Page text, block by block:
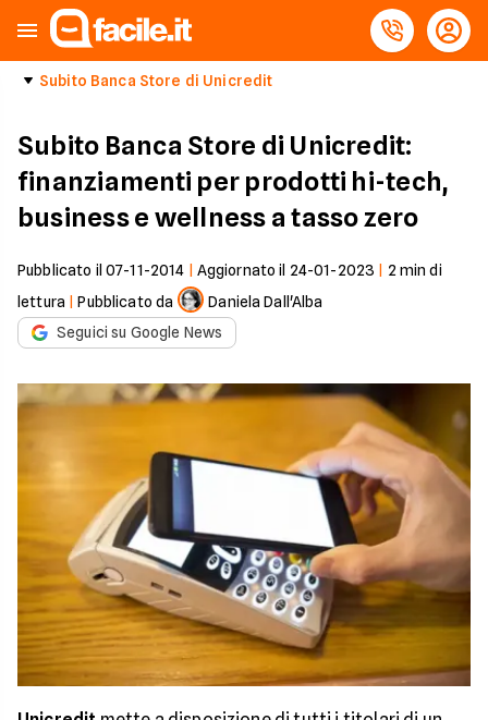
Subito Banca Store di Unicredit
Subito Banca Store di Unicredit:
finanziamenti per prodotti hi-tech,
business e wellness a tasso zero
Pubblicato il 07-11-2014 Aggiornato il 24-01-2023 2 min di
lettura |Pubblicato da
Daniela Dall'Alba
Seguici su Google News